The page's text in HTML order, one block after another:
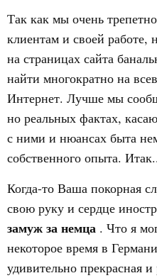
Так как мы очень
клиентам и своей работе,
на страницах сайта
найти многократно на
Интернет. Лучше мы
но реальных фактах,
с ними и нюансах быта
собственного опыта.
Когда-то Ваша покорная
свою руку и сердце
замуж за немца . Что я
некоторое время в
удивительно прекрасная и